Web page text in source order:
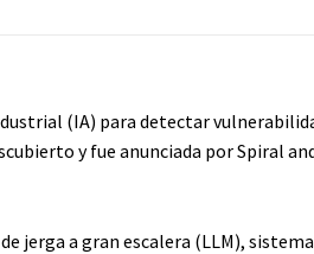
(IA) para detectar
y fue anunciada por Spiral
jerga a gran escalera (LLM),